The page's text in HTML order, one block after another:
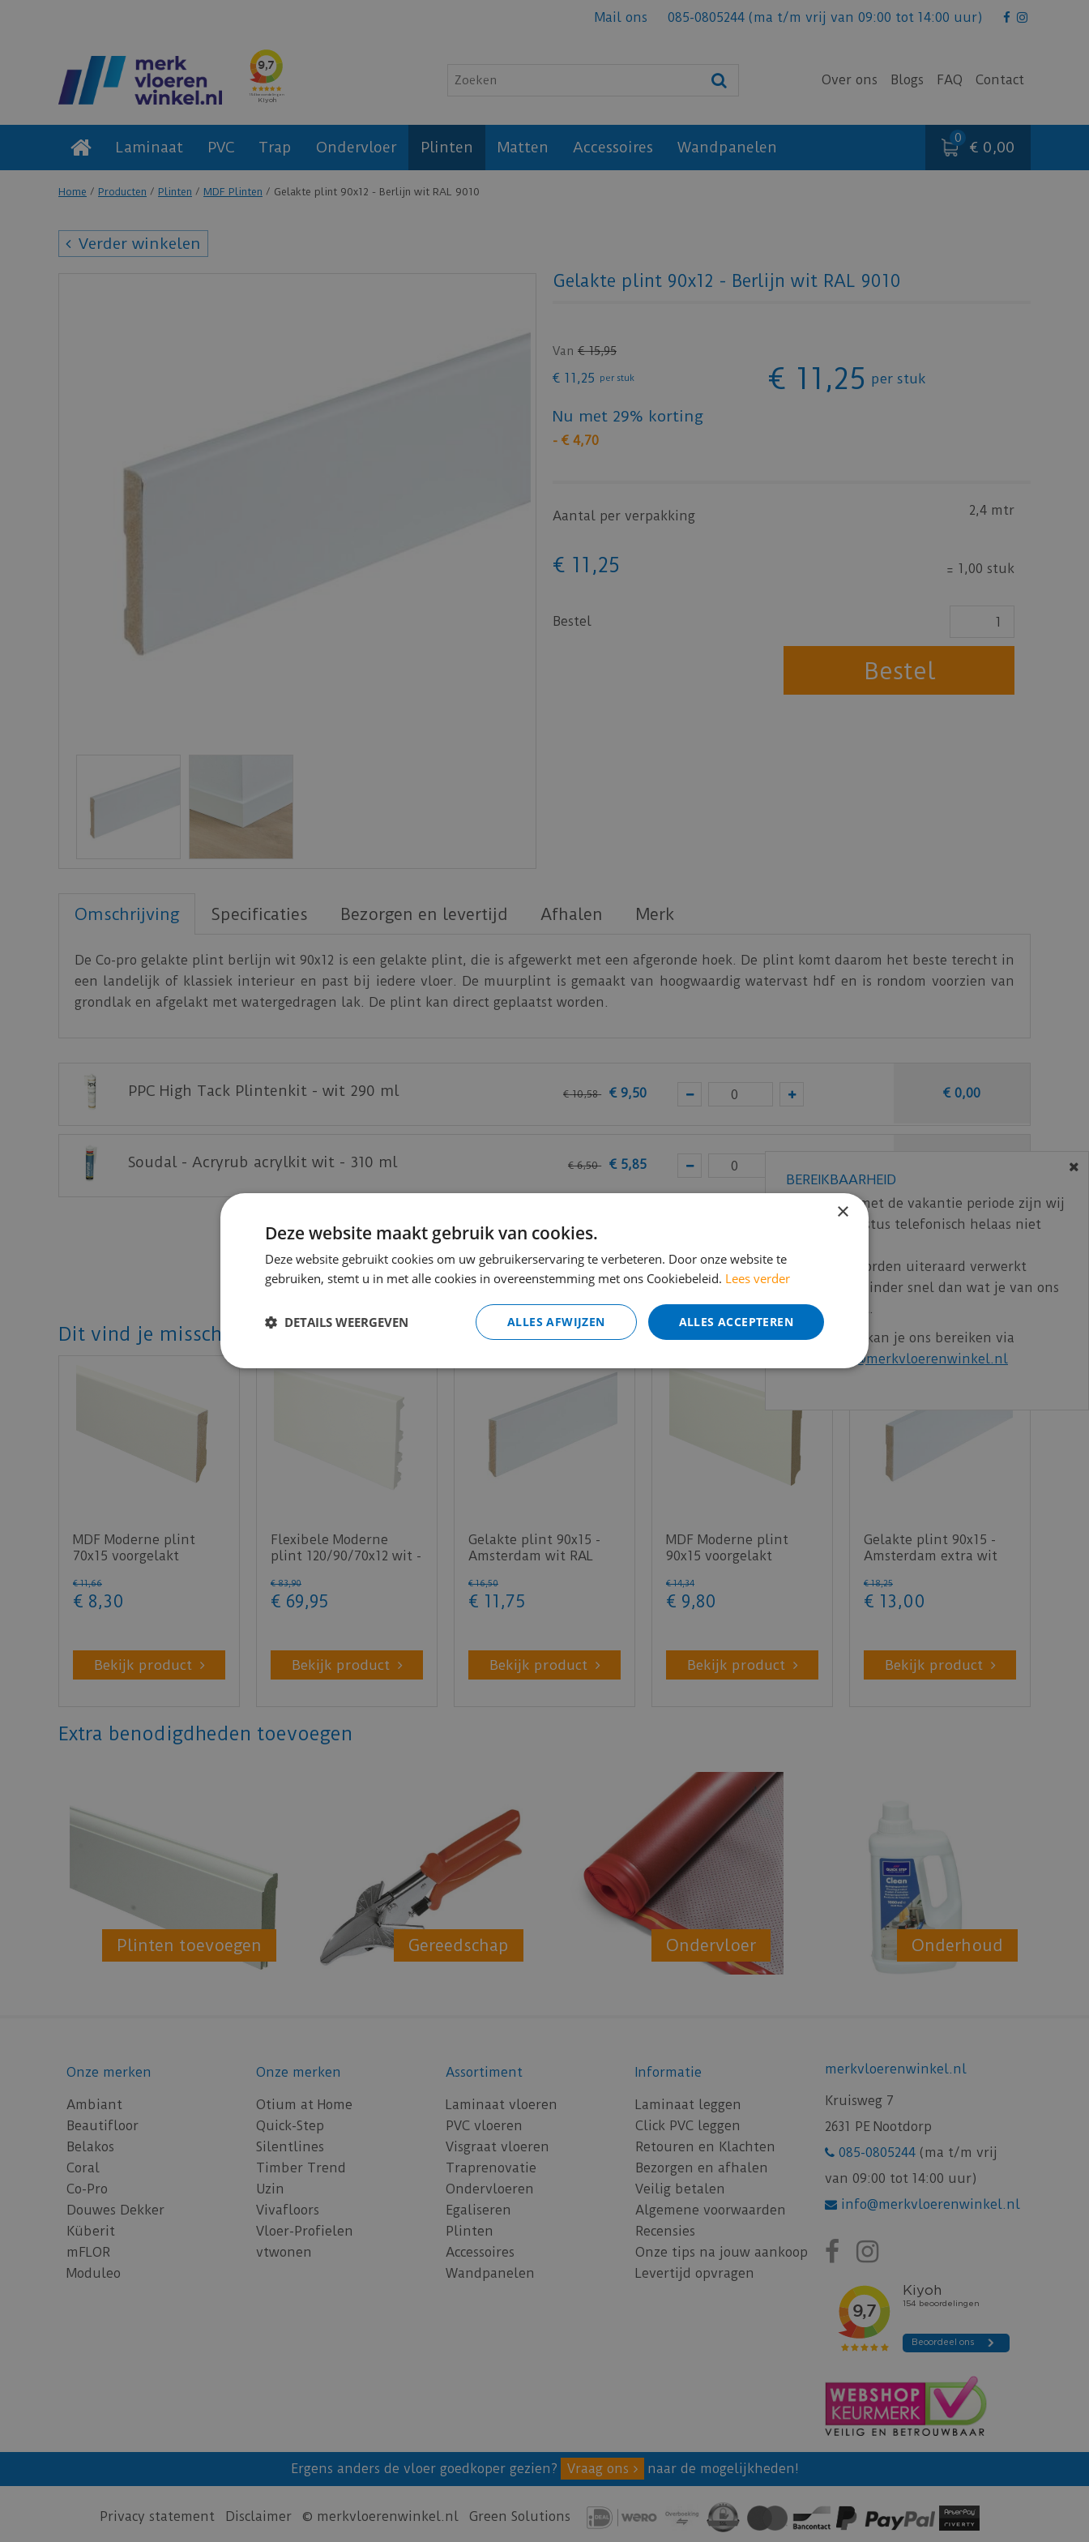
Home Producten Plinten MDF Plinten Gelakte plint 90x12 - Berlijn wit RAL 9010
Mail ons 085-0805244 (ma t/m vrij van 09:00 tot 14:00 uur)
Over ons Blogs FAQ Contact
Laminaat PVC Trap Ondervloer Plinten Matten Accessoires Wandpanelen € 0,00
Verder winkelen
Gelakte plint 90x12 - Berlijn wit RAL 9010
Van € 15,95
€ 11 ,25 per stuk € 11 ,25 per stuk
Nu met 29% korting
- € 4,70
Aantal per verpakking 2,4 mtr
€ 11 ,25 = 1,00 stuk
Bestel
Omschrijving Specificaties Bezorgen en levertijd Afhalen Merk
De Co-pro gelakte plint berlijn wit 90x12 is een gelakte plint, die is afgewerkt met een afgeronde hoek. De plint komt daarom het beste terecht in
een landelijk of klassiek interieur en past bij iedere vloer. De muurplint is gemaakt van hoogwaardig watervast hdf en is rondom voorzien van
grondlak en afgelakt met watergedragen lak. De plint kan direct geplaatst worden.
PPC High Tack Plintenkit - wit 290 ml € 10,58 € 9,50 € 0,00
Soudal - Acryrub acrylkit wit - 310 ml € 6,50 € 5,85
€ 11,25
Dit vind je misschien ook mooi!
MDF Moderne plint
70x15 voorgelakt
€ 11,66
€ 8,30
Bekijk product
Flexibele Moderne
plint 120/90/70x12 wit -
€ 83,90
€ 69,95
Bekijk product
Gelakte plint 90x15 -
Amsterdam wit RAL
€ 16,50
€ 11 ,75
Bekijk product
MDF Moderne plint
90x15 voorgelakt
€ 14,34
€ 9,80
Bekijk product
Gelakte plint 90x15 -
Amsterdam extra wit
€ 18,25
€ 13 ,00
Bekijk product
Extra benodigdheden toevoegen
Plinten toevoegen Gereedschap Ondervloer Onderhoud
Onze merken
Ambiant
Beautifloor
Belakos
Coral
Co-Pro
Douwes Dekker
Küberit
mFLOR
Moduleo
Onze merken
Otium at Home
Quick-Step
Silentlines
Timber Trend
Uzin
Vivafloors
Vloer-Profielen
vtwonen
Assortiment
Laminaat vloeren
PVC vloeren
Visgraat vloeren
Traprenovatie
Ondervloeren
Egaliseren
Plinten
Accessoires
Wandpanelen
Informatie
Laminaat leggen
Click PVC leggen
Retouren en Klachten
Bezorgen en afhalen
Veilig betalen
Algemene voorwaarden
Recensies
Onze tips na jouw aankoop
Levertijd opvragen
merkvloerenwinkel.nl
Kruisweg 7
2631 PE Nootdorp
085-0805244 (ma t/m vrij
van 09:00 tot 14:00 uur)
info@merkvloerenwinkel.nl
Ergens anders de vloer goedkoper gezien? Vraag ons naar de mogelijkheden!
Privacy statement Disclaimer © merkvloerenwinkel.nl Green Solutions
BEREIKBAARHEID
In verband met de vakantie periode zijn wij
t/m 14 augustus telefonisch helaas niet
Bestelling worden uiteraard verwerkt
echter iets minder snel dan wat je van ons
gewend bent.
Voor vragen kan je ons bereiken via
info@merkvloerenwinkel.nl
×
Deze website maakt gebruik van cookies.
Deze website gebruikt cookies om uw gebruikerservaring te verbeteren. Door onze website te
gebruiken, stemt u in met alle cookies in overeenstemming met ons Cookiebeleid. Lees verder
ALLES ACCEPTEREN
ALLES AFWIJZEN
DETAILS WEERGEVEN